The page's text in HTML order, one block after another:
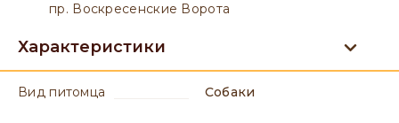
пр. Воскресенские Ворота
Характеристики
вид питомца Собаки